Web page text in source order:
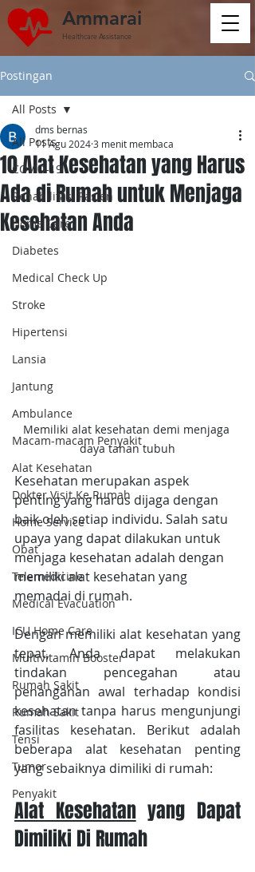
Ammarai
Healthcare Assistance
Postingan
All Posts
COVID-19
Rehabilitasi Pasien
Home Care
Diabetes
Medical Check Up
Stroke
Hipertensi
Lansia
Jantung
Ambulance
Macam-macam Penyakit
Alat Kesehatan
Dokter Visit Ke Rumah
Home Service
Obat
Telemedicine
Medical Evacuation
ICU Home Care
Multivitamin Booster
Rumah Sakit
Rumah Sakit
Tensi
Tumor
Penyakit
All Posts
10 Alat Kesehatan yang Harus
Ada di Rumah untuk Menjaga
Kesehatan Anda
dms bernas
11 Agu 20243 menit membaca
Memiliki alat kesehatan demi menjaga
daya tahan tubuh
Kesehatan merupakan aspek
penting yang harus dijaga dengan
baik oleh setiap individu. Salah satu
upaya yang dapat dilakukan untuk
menjaga kesehatan adalah dengan
memiliki alat kesehatan yang
memadai di rumah.
Dengan memiliki alat kesehatan yang
tepat, Anda dapat melakukan
tindakan pencegahan atau
penanganan awal terhadap kondisi
kesehatan tanpa harus mengunjungi
fasilitas kesehatan. Berikut adalah
beberapa alat kesehatan penting
yang sebaiknya dimiliki di rumah:
Alat Kesehatan yang Dapat
Dimiliki Di Rumah